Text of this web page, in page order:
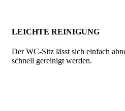
LEICHTE REINIGUNG
Der WC-Sitz lässt sich einfach
schnell gereinigt werden.